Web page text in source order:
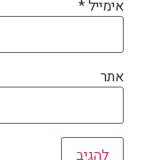
אימייל*
אתר